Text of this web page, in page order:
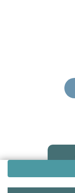
Sub